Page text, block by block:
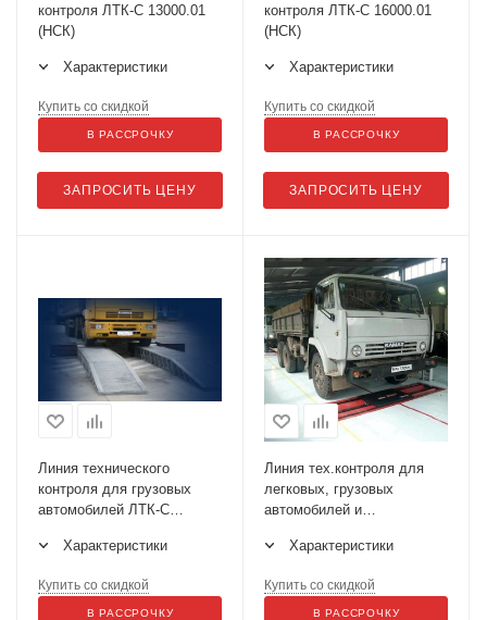
контроля ЛТК-С 13000.01
(НСК)
Характеристики
ЗАПРОСИТЬ ЦЕНУ
Купить со скидкой
В РАССРОЧКУ
контроля ЛТК-С 16000.01
(НСК)
Характеристики
ЗАПРОСИТЬ ЦЕНУ
Купить со скидкой
В РАССРОЧКУ
Линия технического
контроля для грузовых
автомобилей ЛТК-С
Характеристики
Купить со скидкой
В РАССРОЧКУ
Линия тех.контроля для
легковых, грузовых
автомобилей и
ось ЛТК-С 13000.01
Характеристики
Купить со скидкой
В РАССРОЧКУ